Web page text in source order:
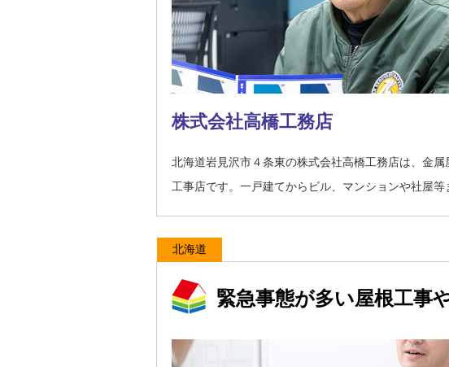
株式会社高橋工務店
北海道岩見沢市４条東の株式会社高橋工務店は、金
工事店です。一戸建てからビル、マンションや社屋
北海道
緊急事態が多い屋根工事